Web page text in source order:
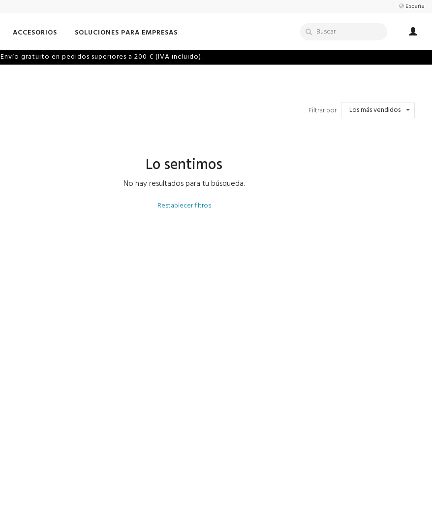
España
ACCESORIOS SOLUCIONES PARA EMPRESAS
Envío gratuito en pedidos superiores a 200 € (IVA incluido).
Filtrar por Los más vendidos
Lo sentimos
No hay resultados para tu búsqueda.
Restablecer filtros